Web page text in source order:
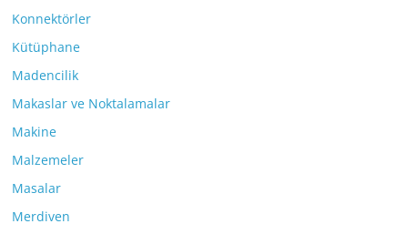
Konnektörler
Kütüphane
Madencilik
Makaslar ve Noktalamalar
Makine
Malzemeler
Masalar
Merdiven